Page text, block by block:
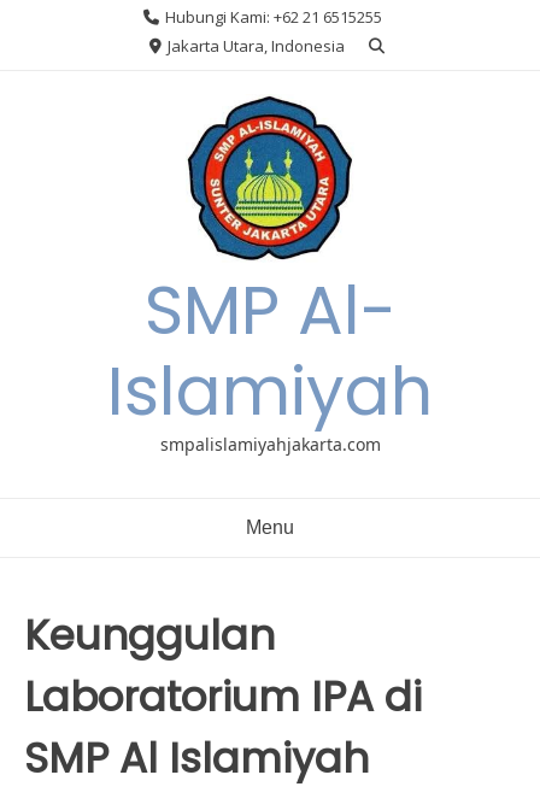
Hubungi Kami: +62 21 6515255
Jakarta Utara, Indonesia
SMP Al-
Islamiyah
smpalislamiyahjakarta.com
Menu
Keunggulan
Laboratorium IPA di
SMP Al Islamiyah